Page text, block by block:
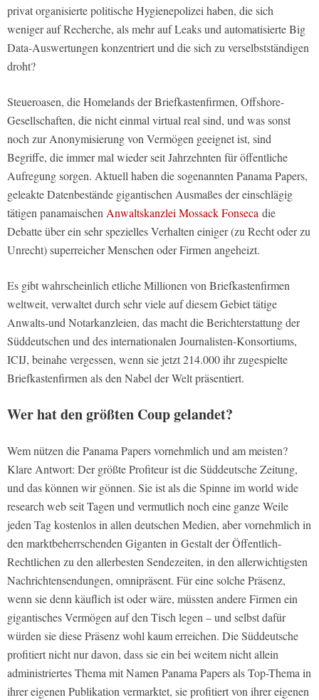
privat organisierte politische Hygienepolizei haben, die sich
weniger auf Recherche, als mehr auf Leaks und automatisierte Big
Data-Auswertungen konzentriert und die sich zu verselbstständigen
droht?
Steueroasen, die Homelands der Briefkastenfirmen, Offshore-
Gesellschaften, die nicht einmal virtual real sind, und was sonst
noch zur Anonymisierung von Vermögen geeignet ist, sind
Begriffe, die immer mal wieder seit Jahrzehnten für öffentliche
Aufregung sorgen. Aktuell haben die sogenannten Panama Papers,
geleakte Datenbestände gigantischen Ausmaßes der einschlägig
tätigen panamaischen Anwaltskanzlei Mossack Fonseca die
Debatte über ein sehr spezielles Verhalten einiger (zu Recht oder zu
Unrecht) superreicher Menschen oder Firmen angeheizt.
Es gibt wahrscheinlich etliche Millionen von Briefkastenfirmen
weltweit, verwaltet durch sehr viele auf diesem Gebiet tätige
Anwalts-und Notarkanzleien, das macht die Berichterstattung der
Süddeutschen und des internationalen Journalisten-Konsortiums,
ICIJ, beinahe vergessen, wenn sie jetzt 214.000 ihr zugespielte
Briefkastenfirmen als den Nabel der Welt präsentiert.
Wer hat den größten Coup gelandet?
Wem nützen die Panama Papers vornehmlich und am meisten?
Klare Antwort: Der größte Profiteur ist die Süddeutsche Zeitung,
und das können wir gönnen. Sie ist als die Spinne im world wide
research web seit Tagen und vermutlich noch eine ganze Weile
jeden Tag kostenlos in allen deutschen Medien, aber vornehmlich in
den marktbeherrschenden Giganten in Gestalt der Öffentlich-
Rechtlichen zu den allerbesten Sendezeiten, in den allerwichtigsten
Nachrichtensendungen, omnipräsent. Für eine solche Präsenz,
wenn sie denn käuflich ist oder wäre, müssten andere Firmen ein
gigantisches Vermögen auf den Tisch legen – und selbst dafür
würden sie diese Präsenz wohl kaum erreichen. Die Süddeutsche
profitiert nicht nur davon, dass sie ein bei weitem nicht allein
administriertes Thema mit Namen Panama Papers als Top-Thema in
ihrer eigenen Publikation vermarktet, sie profitiert von ihrer eigenen